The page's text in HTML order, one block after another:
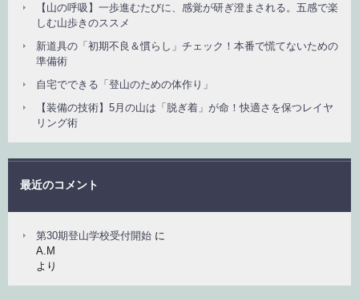
【山の呼吸】一歩進むたびに、感覚が研ぎ澄まされる。五感で楽
しむ山歩きのススメ
新道具の「初期不良＆慣らし」チェック！本番で慌てないための
準備術
自宅でできる「登山のための体作り」
【装備の技術】5月の山は「脱ぎ着」が命！快適さを保つレイヤ
リング術
最近のコメント
第30期登山学校受付開始 に
A.M
より